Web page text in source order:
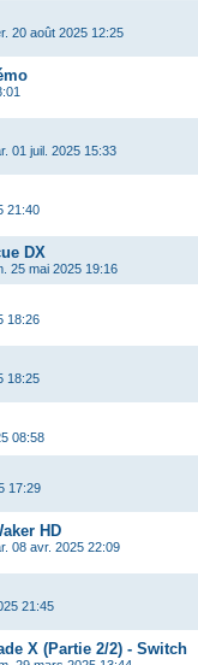
20 août 2025 12:25
01 juil. 2025 15:33
21:40
DX
25 mai 2025 19:16
18:26
18:25
08:58
17:29
HD
08 avr. 2025 22:09
21:45
X (Partie 2/2) - Switch